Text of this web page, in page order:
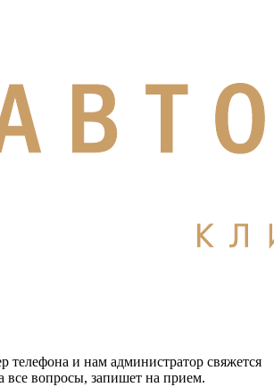
телефона и нам администратор свяжется
все вопросы, запишет на прием.